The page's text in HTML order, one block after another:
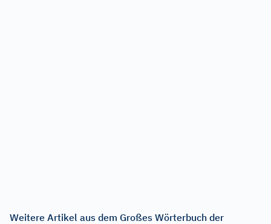
Weitere Artikel aus dem Großes Wörterbuch der